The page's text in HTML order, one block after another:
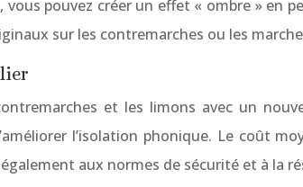
pouvez créer un effet « ombre » en
sur les contremarches ou les
et les limons avec un
l’isolation phonique. Le coût
aux normes de sécurité et à la